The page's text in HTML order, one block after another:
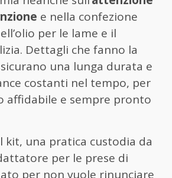
e nella confezione
per le lame e il
Dettagli che fanno la
una lunga durata e
costanti nel tempo, per
affidabile e sempre pronto
kit, una pratica custodia da
per le prese di
per non vuole rinunciare